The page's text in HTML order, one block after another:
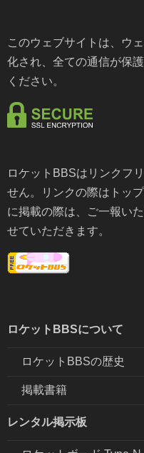
このウェブサイトは、ウ
化され、全ての通信が保
ください。
ロケットBBSはリンクフ
せん。リンクの際はトッ
に掲載の際は、ご一報い
せていただきます。
ロケットBBSについて
ロケットBBSの歴史
掲載書籍
レンタル掲示板